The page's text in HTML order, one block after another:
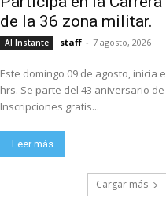
de la 36 zona militar.
Al Instante staff - 7 agosto, 2026
Este domingo 09 de agosto, inicia
hrs. Se parte del 43 aniversario de la zona militar.
Inscripciones gratis...
Leer más
Cargar más